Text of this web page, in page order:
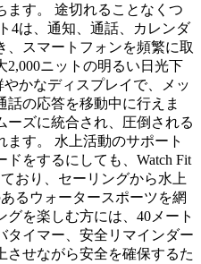
ます。 途切れることなくつ
4は、通知、通話、カレンダ
、スマートフォンを頻繁に取
2,000ニットの明るい日光下
かなディスプレイで、メッ
話の応答を移動中に行えま
ーズに統合され、圧倒される
ます。 水上活動のサポート
をするにしても、Watch Fit
おり、セーリングから水上
るウォータースポーツを網
を楽しむ方には、40メート
タイマー、安全リマインダー
させながら安全を確保するた